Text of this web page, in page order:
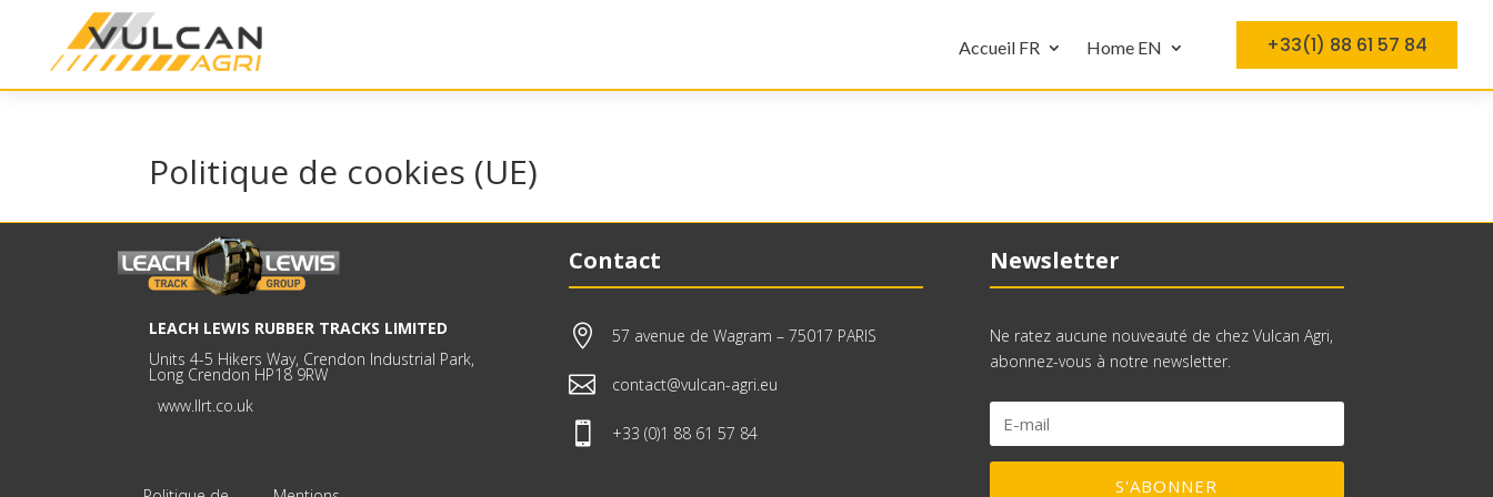
Accueil FR Home EN +33(1) 88 61 57 84
Politique de cookies (UE)
LEACH LEWIS RUBBER TRACKS LIMITED
Units 4-5 Hikers Way, Crendon Industrial Park,
Long Crendon HP18 9RW
www.llrt.co.uk
Contact
 57 avenue de Wagram – 75017 PARIS
 contact@vulcan-agri.eu
 +33 (0)1 88 61 57 84
Newsletter
Ne ratez aucune nouveauté de chez Vulcan Agri,
abonnez-vous à notre newsletter.
S'ABONNER